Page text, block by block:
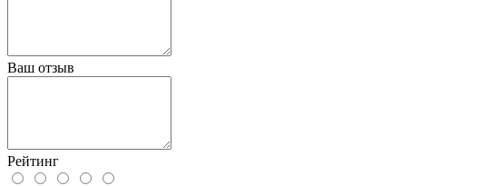
Ваш отзыв
Рейтинг